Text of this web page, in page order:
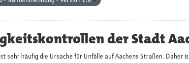
der Stadt
sehr häufig die Ursache für Unfälle auf Aachens Straßen. Daher